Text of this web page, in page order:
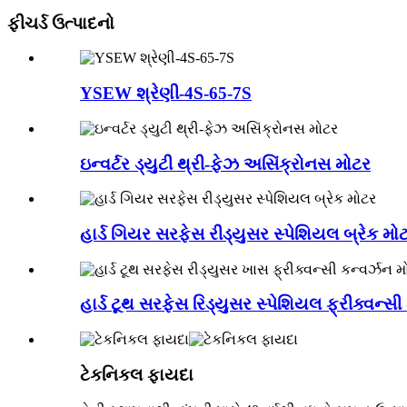
ફીચર્ડ ઉત્પાદનો
YSEW શ્રેણી-4S-65-7S
ઇન્વર્ટર ડ્યુટી થ્રી-ફેઝ અસિંક્રોનસ મોટર
હાર્ડ ગિયર સરફેસ રીડ્યુસર સ્પેશિયલ બ્રેક
હાર્ડ ટૂથ સરફેસ રિડ્યુસર સ્પેશિયલ ફ્રીક્વન્સી
ટેકનિકલ ફાયદા